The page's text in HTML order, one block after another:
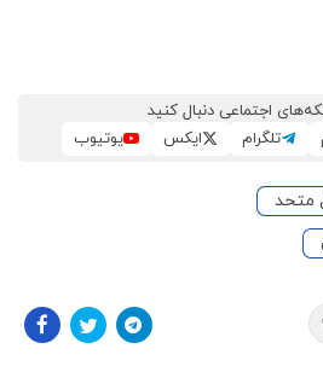
اجتماعی دنبال کنید
تلگرام ایکس یوتیوب
متحد